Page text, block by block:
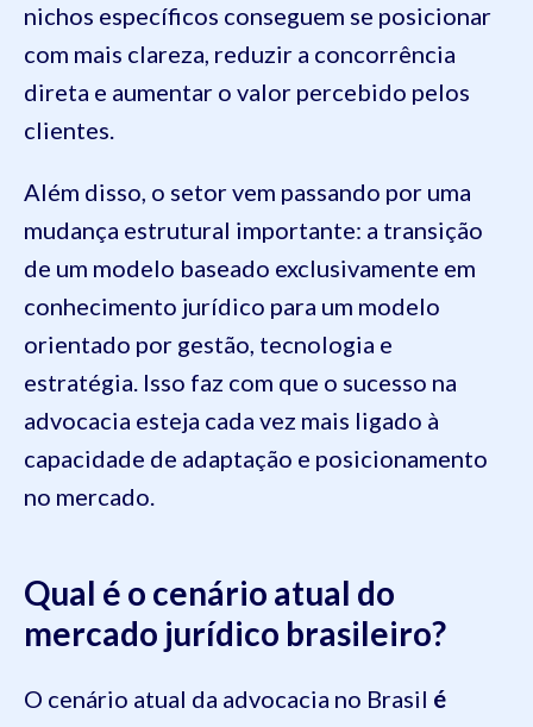
nichos específicos conseguem se posicionar
com mais clareza, reduzir a concorrência
direta e aumentar o valor percebido pelos
clientes.
Além disso, o setor vem passando por uma
mudança estrutural importante: a transição
de um modelo baseado exclusivamente em
conhecimento jurídico para um modelo
orientado por gestão, tecnologia e
estratégia. Isso faz com que o sucesso na
advocacia esteja cada vez mais ligado à
capacidade de adaptação e posicionamento
no mercado.
Qual é o cenário atual do
mercado jurídico brasileiro?
O cenário atual da advocacia no Brasil é